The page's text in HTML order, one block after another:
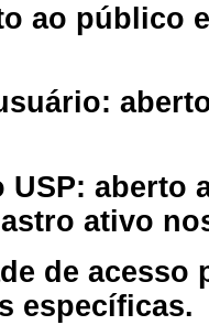
ao público
aberto
ativo
de
específicas.